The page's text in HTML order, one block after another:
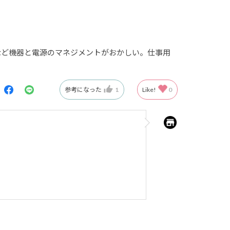
機器と電源のマネジメントがおかしい。仕事用
参考になった 1 Like! 0